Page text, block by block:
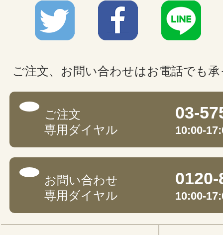
ご注文、お問い合わせはお電話でも
ご注文
専用ダイヤル
03-
10:00-
お問い合わせ
専用ダイヤル
10:00-